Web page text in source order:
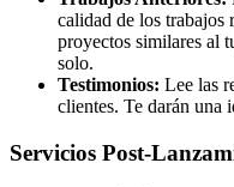
calidad de los trabajos
proyectos similares al
solo.
Testimonios: Lee las
clientes. Te darán una
Servicios Post-